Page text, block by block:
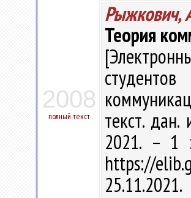
2008
полный текст
Рыжкович,
Теория
текст.
2021. – 1
https://
25.11.2021.